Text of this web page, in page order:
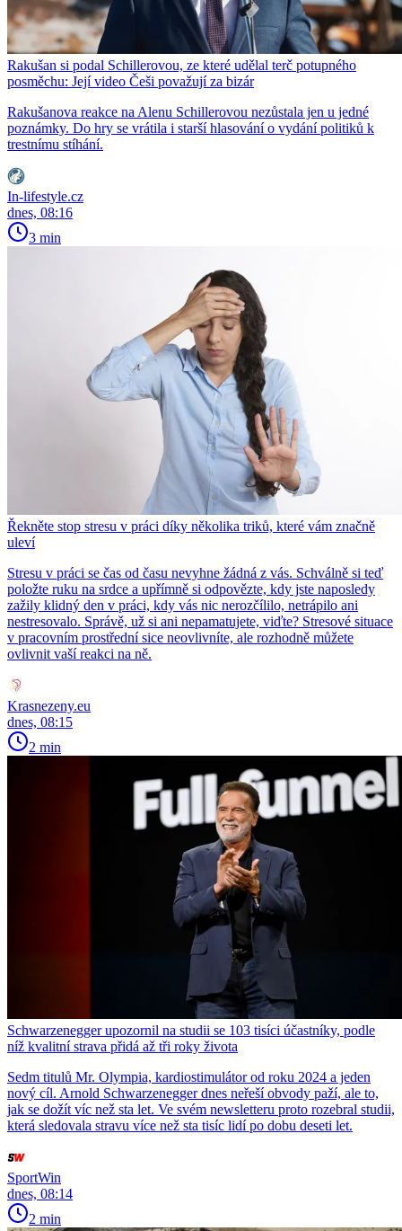
Rakušan si podal Schillerovou, ze které udělal terč potupného
posměchu: Její video Češi považují za bizár
Rakušanova reakce na Alenu Schillerovou nezůstala jen u jedné
poznámky. Do hry se vrátila i starší hlasování o vydání politiků k
trestnímu stíhání.
In-lifestyle.cz
dnes, 08:16
3 min
Řekněte stop stresu v práci díky několika triků, které vám značně
uleví
Stresu v práci se čas od času nevyhne žádná z vás. Schválně si teď
položte ruku na srdce a upřímně si odpovězte, kdy jste naposledy
zažily klidný den v práci, kdy vás nic nerozčílilo, netrápilo ani
nestresovalo. Správě, už si ani nepamatujete, viďte? Stresové situace
v pracovním prostřední sice neovlivníte, ale rozhodně můžete
ovlivnit vaší reakci na ně.
Krasnezeny.eu
dnes, 08:15
2 min
Schwarzenegger upozornil na studii se 103 tisíci účastníky, podle
níž kvalitní strava přidá až tři roky života
Sedm titulů Mr. Olympia, kardiostimulátor od roku 2024 a jeden
nový cíl. Arnold Schwarzenegger dnes neřeší obvody paží, ale to,
jak se dožít víc než sta let. Ve svém newsletteru proto rozebral studii,
která sledovala stravu více než sta tisíc lidí po dobu deseti let.
SportWin
dnes, 08:14
2 min